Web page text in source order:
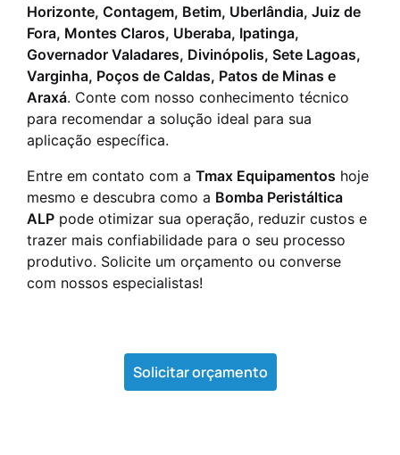
Horizonte, Contagem, Betim, Uberlândia, Juiz de
Fora, Montes Claros, Uberaba, Ipatinga,
Governador Valadares, Divinópolis, Sete Lagoas,
Varginha, Poços de Caldas, Patos de Minas e
Araxá. Conte com nosso conhecimento técnico
para recomendar a solução ideal para sua
aplicação específica.
Entre em contato com a Tmax Equipamentos hoje
mesmo e descubra como a Bomba Peristáltica
ALP pode otimizar sua operação, reduzir custos e
trazer mais confiabilidade para o seu processo
produtivo. Solicite um orçamento ou converse
com nossos especialistas!
Solicitar orçamento